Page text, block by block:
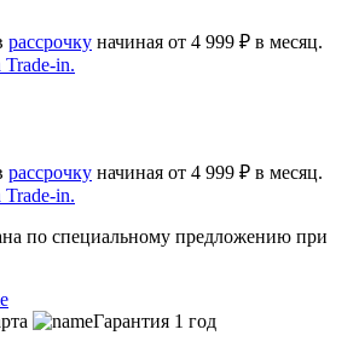
рассрочку начиная от 4 999 ₽ в месяц.
in.
рассрочку начиная от 4 999 ₽ в месяц.
in.
по специальному предложению при
Гарантия 1 год